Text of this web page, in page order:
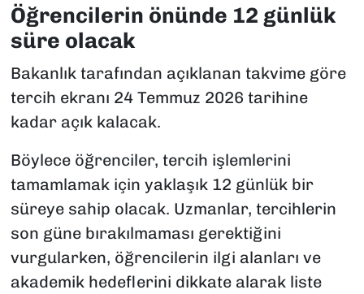
Öğrencilerin önünde 12 günlük
süre olacak
Bakanlık tarafından açıklanan takvime göre
tercih ekranı 24 Temmuz 2026 tarihine
kadar açık kalacak.
Böylece öğrenciler, tercih işlemlerini
tamamlamak için yaklaşık 12 günlük bir
süreye sahip olacak. Uzmanlar, tercihlerin
son güne bırakılmaması gerektiğini
vurgularken, öğrencilerin ilgi alanları ve
akademik hedeflerini dikkate alarak liste